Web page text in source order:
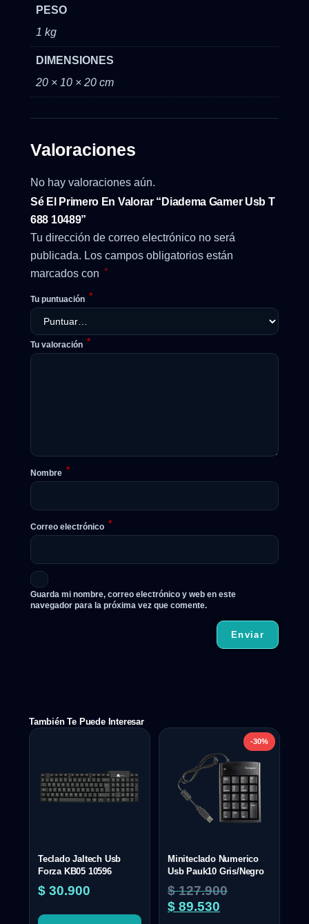
PESO
1 kg
DIMENSIONES
20 × 10 × 20 cm
Valoraciones
No hay valoraciones aún.
Sé El Primero En Valorar “Diadema Gamer Usb T
688 10489”
Tu dirección de correo electrónico no será
publicada. Los campos obligatorios están
marcados con *
Tu puntuación *
Tu valoración *
Nombre *
Correo electrónico *
Guarda mi nombre, correo electrónico y web en este
navegador para la próxima vez que comente.
También Te Puede Interesar
Teclado Jaltech Usb
Forza KB05 10596
$ 30.900
-30%
Miniteclado Numerico
Usb Pauk10 Gris/Negro
$127.900
$ 89.530